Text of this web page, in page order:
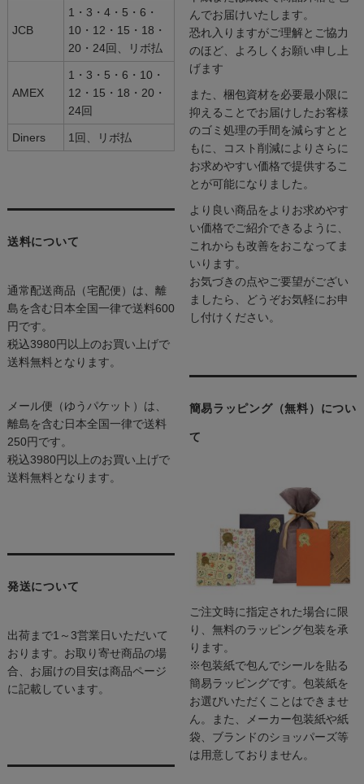
JCB
1・3・4・5・6・
10・12・15・18・
20・24回、リボ払
AMEX
1・3・5・6・10・
12・15・18・20・
24回
Diners 1回、リボ払
送料について
通常配送商品（宅配便）は、離
島を含む日本全国一律で送料600
円です。
税込3980円以上のお買い上げで
送料無料となります。
メール便（ゆうパケット）は、
離島を含む日本全国一律で送料
250円です。
税込3980円以上のお買い上げで
送料無料となります。
発送について
出荷まで1～3営業日いただいて
おります。お取り寄せ商品の場
合、お届けの目安は商品ページ
に記載しています。
んでお届けいたします。
恐れ入りますがご理解とご協力
のほど、よろしくお願い申し上
げます
また、梱包資材を必要最小限に
抑えることでお届けしたお客様
のゴミ処理の手間を減らすとと
もに、コスト削減によりさらに
お求めやすい価格で提供するこ
とが可能になりました。
より良い商品をよりお求めやす
い価格でご紹介できるように、
これからも改善をおこなってま
いります。
お気づきの点やご要望がござい
ましたら、どうぞお気軽にお申
し付けください。
簡易ラッピング（無料）につい
て
ご注文時に指定された場合に限
り、無料のラッピング包装を承
ります。
※包装紙で包んでシールを貼る
簡易ラッピングです。包装紙を
お選びいただくことはできませ
ん。また、メーカー包装紙や紙
袋、ブランドのショッパーズ等
は用意しておりません。